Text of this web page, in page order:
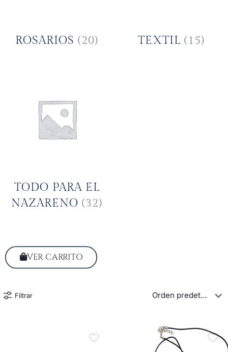
ROSARIOS(20) TEXTIL (15)
TODO PARA EL
NAZARENO(32)
VER CARRITO
Filtrar